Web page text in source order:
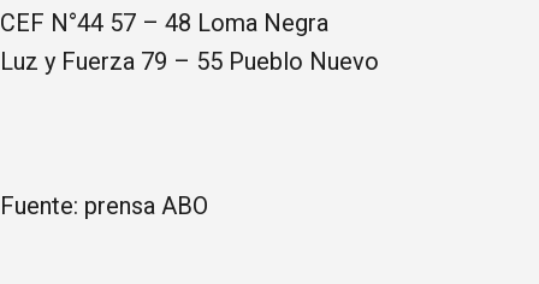
CEF N°44 57 – 48 Loma Negra
Luz y Fuerza 79 – 55 Pueblo Nuevo
Fuente: prensa ABO